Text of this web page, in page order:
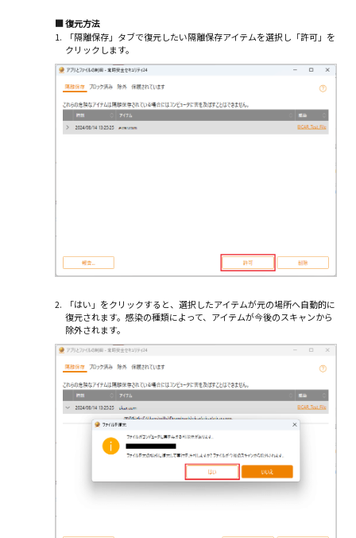
■復元方法
1.
「隔離保存」タブで復元したい隔離保存アイテムを選択し「許可」を
クリックします。
2.
「はい」をクリックすると、選択したアイテムが元の場所へ自動的に
復元されます。感染の種類によって、アイテムが今後のスキャンから
除外されます。